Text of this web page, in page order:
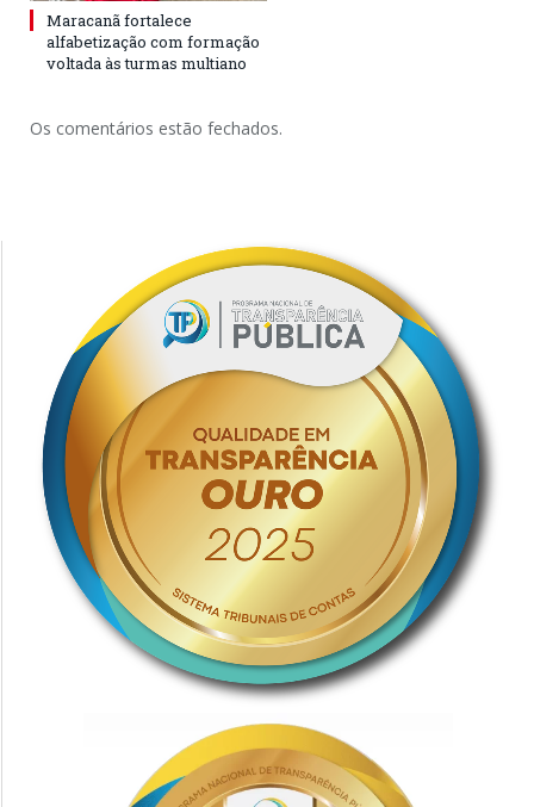
Maracanã fortalece
alfabetização com formação
voltada às turmas multiano
Os comentários estão fechados.